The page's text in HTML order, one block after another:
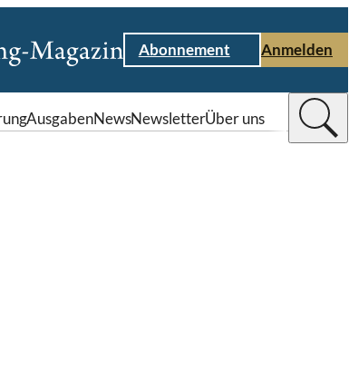
Abonnement Anmelden
AusgabenNewsNewsletterÜber uns